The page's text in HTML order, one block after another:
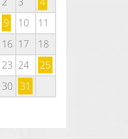
9 10
11
16 17
18
23 24
25
30 31